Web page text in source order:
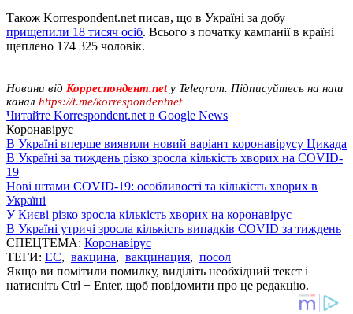
Також Korrespondent.net писав, що в Україні за добу
прищепили 18 тисяч осіб. Всього з початку кампанії в країні
щеплено 174 325 чоловік.
Новини від Корреспондент.net у Telegram. Підписуйтесь на наш
канал https://t.me/korrespondentnet
Читайте Korrespondent.net в Google News
Коронавірус
В Україні вперше виявили новий варіант коронавірусу Цикада
В Україні за тиждень різко зросла кількість хворих на COVID-
19
Нові штами COVID-19: особливості та кількість хворих в
Україні
У Києві різко зросла кількість хворих на коронавірус
В Україні утричі зросла кількість випадків COVID за тиждень
СПЕЦТЕМА: Коронавірус
ТЕГИ: ЕС, вакцина, вакцинация, посол
Якщо ви помітили помилку, виділіть необхідний текст і
натисніть Ctrl + Enter, щоб повідомити про це редакцію.